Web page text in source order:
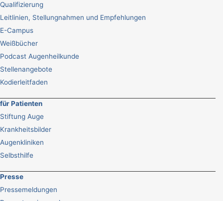
Qualifizierung
Leitlinien, Stellungnahmen und Empfehlungen
E-Campus
Weißbücher
Podcast Augenheilkunde
Stellenangebote
Kodierleitfaden
für Patienten
Stiftung Auge
Krankheitsbilder
Augenkliniken
Selbsthilfe
Presse
Pressemeldungen